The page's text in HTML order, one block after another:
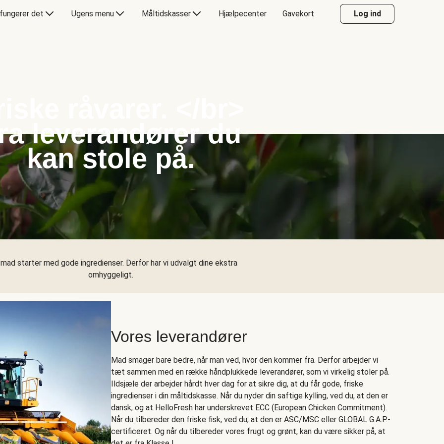
det Ugens menu Måltidskasser Hjælpecenter Gavekort Log ind
leverandører du
kan stole på.
starter med gode ingredienser. Derfor har vi udvalgt dine ekstra
omhyggeligt.
Vores leverandører
Mad smager bare bedre, når man ved, hvor den kommer fra. Derfor arbejder vi
tæt sammen med en række håndplukkede leverandører, som vi virkelig stoler på.
Ildsjæle der arbejder hårdt hver dag for at sikre dig, at du får gode, friske
ingredienser i din måltidskasse. Når du nyder din saftige kylling, ved du, at den er
dansk, og at HelloFresh har underskrevet ECC (European Chicken Commitment).
Når du tilbereder den friske fisk, ved du, at den er ASC/MSC eller GLOBAL G.A.P.-
certificeret. Og når du tilbereder vores frugt og grønt, kan du være sikker på, at